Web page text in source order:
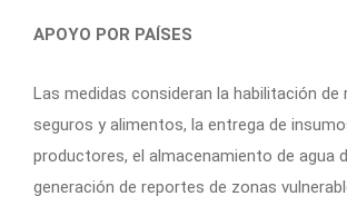
APOYO POR PAÍSES
Las medidas consideran la habilitación de
seguros y alimentos, la entrega de
productores, el almacenamiento de agua
generación de reportes de zonas